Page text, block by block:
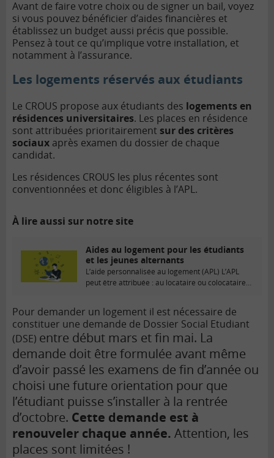
Avant de faire votre choix ou de signer un bail, voyez
si vous pouvez bénéficier d’aides financières et
établissez un budget aussi précis que possible.
Pensez à tout ce qu’implique votre installation, et
notamment à l’assurance.
Les logements réservés aux étudiants
Le CROUS propose aux étudiants des logements en
résidences universitaires. Les places en résidence
sont attribuées prioritairement sur des critères
sociaux après examen du dossier de chaque
candidat.
Les résidences CROUS les plus récentes sont
conventionnées et donc éligibles à l’APL.
À lire aussi sur notre site
Aides au logement pour les étudiants
et les jeunes alternants
L’aide personnalisée au logement (APL) L’APL
peut être attribuée : au locataire ou colocataire
Pour demander un logement il est nécessaire de
constituer une demande de Dossier Social Etudiant
(DSE) entre début mars et fin mai. La
demande doit être formulée avant même
d’avoir passé les examens de fin d’année ou
choisi une future orientation pour que
l’étudiant puisse s’installer à la rentrée
d’octobre. Cette demande est à
renouveler chaque année. Attention, les
places sont limitées !